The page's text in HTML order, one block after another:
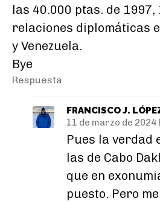
las 40.000 ptas. de
relaciones diplomáticas
y Venezuela.
Bye
Respuesta
FRANCISCO J.
11 de marzo de 2024
Pues la verdad
las de Cabo
que en
puesto. Pero